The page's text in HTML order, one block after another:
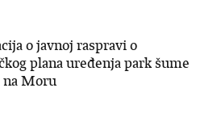
o javnoj raspravi o
plana uređenja park šume
na Moru